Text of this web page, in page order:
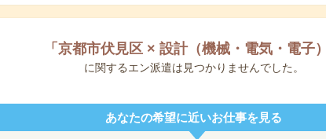
「 京都市伏見区 × 設計（機械・電気・電子）
に関するエン派遣は見つかりませんでした。
あなたの希望に近いお仕事を見る